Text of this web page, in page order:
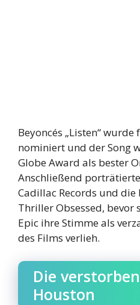
Beyoncés „Listen“
nominiert und der Song
Globe Award als bester
Anschließend
Cadillac Records und
Thriller Obsessed,
Epic ihre Stimme als
des Films verlieh.
Die
Houston